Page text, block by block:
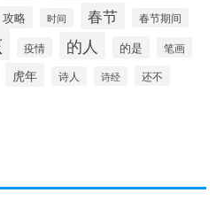
攻略 时间 春节 春节期间
疫情 的人 的是 笔画
虎年 诗人 诗经 还不